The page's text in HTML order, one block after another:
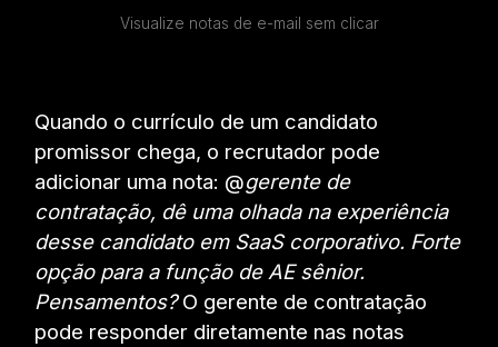
Visualize notas de e-mail sem clicar
Quando o currículo de um candidato
promissor chega, o recrutador pode
adicionar uma nota: @gerente de
contratação, dê uma olhada na experiência
desse candidato em SaaS corporativo. Forte
opção para a função de AE sênior.
Pensamentos?O gerente de contratação
pode responder diretamente nas notas